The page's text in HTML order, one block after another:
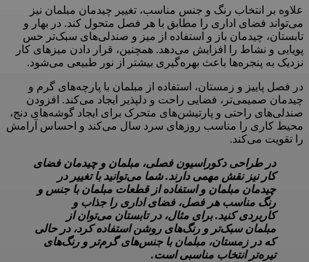
علاوه بر انتخاب رنگ و جنس مناسب، تغییر چیدمان مبلمان نیز
می‌تواند فضای اداری را مطابق با هر فصل متحول کند. در بهار و
تابستان، چیدمان باز و استفاده از میز و صندلی‌های سبک‌تر حس
پویایی و نشاط را افزایش می‌دهد. همچنین، قرار دادن میزهای کار
نزدیک به پنجره‌ها باعث بهره‌گیری بیشتر از نور طبیعی می‌شود.
در فصل پاییز و زمستان، استفاده از مبلمان با پارچه‌های گرم و
چیدمان صمیمی‌تر، فضایی راحت و دلپذیر ایجاد می‌کند. افزودن
صندلی‌های راحتی و پارتیشن‌های متحرک برای ایجاد گوشه‌های دنج،
محیط کاری را مناسب روزهای سرد سال می‌کند و احساس آرامش
را تقویت می‌کند.
در طراحی دکوراسیون فصلی، مبلمان و چیدمان فضای
کار نیز نقش مهمی دارند. شما می‌توانید با تغییر در
چیدمان مبلمان و استفاده از قطعات مبلمان با جنس و
رنگ مناسب هر فصل، فضای اداری را جذاب و
کاربردی کنید. برای مثال، در تابستان می‌توان از
مبلمان سبک‌تر و رنگ‌های روشن استفاده کرد، در حالی
که در زمستان، مبلمان با جنس‌های گرم‌تر و رنگ‌های
تیره‌تر انتخاب مناسبی است.